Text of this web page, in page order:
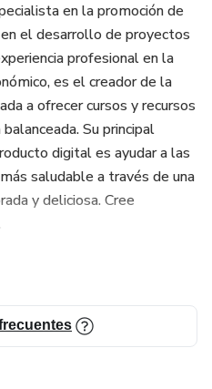
días de organización total.
el estrés de "¿qué
cenas y snacks
que "saber sustituir da
plato según tu despensa
y evitar compras impulsiva
en la promoción de
el desarrollo de proyectos
profesional en la
es el creador de la
a ofrecer cursos y recursos
Su principal
digital es ayudar a las
saludable a través de una
y deliciosa. Cree